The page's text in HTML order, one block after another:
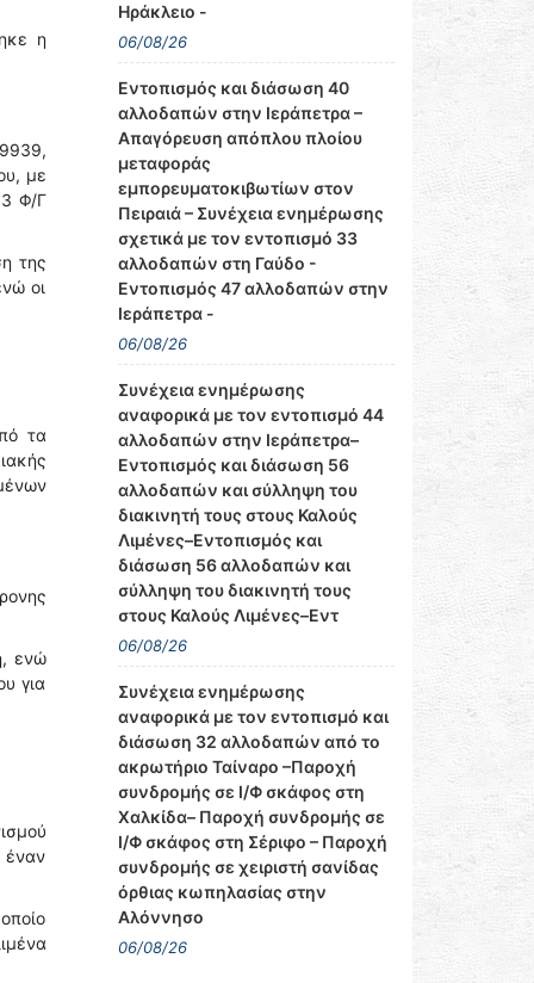
η
με
Φ/Γ
της
οι
τα
ενώ
για
Ηράκλειο -
06/08/26
Εντοπισμός και διάσωση 40
αλλοδαπών στην Ιεράπετρα –
Απαγόρευση απόπλου πλοίου
μεταφοράς
εμπορευματοκιβωτίων στον
Πειραιά – Συνέχεια ενημέρωσης
σχετικά με τον εντοπισμό 33
αλλοδαπών στη Γαύδο -
Εντοπισμός 47 αλλοδαπών στην
Ιεράπετρα -
06/08/26
Συνέχεια ενημέρωσης
αναφορικά με τον εντοπισμό 44
αλλοδαπών στην Ιεράπετρα–
Εντοπισμός και διάσωση 56
αλλοδαπών και σύλληψη του
διακινητή τους στους Καλούς
Λιμένες–Εντοπισμός και
διάσωση 56 αλλοδαπών και
σύλληψη του διακινητή τους
στους Καλούς Λιμένες–Εντ
06/08/26
Συνέχεια ενημέρωσης
αναφορικά με τον εντοπισμό και
διάσωση 32 αλλοδαπών από το
ακρωτήριο Ταίναρο –Παροχή
συνδρομής σε Ι/Φ σκάφος στη
Χαλκίδα– Παροχή συνδρομής σε
Ι/Φ σκάφος στη Σέριφο – Παροχή
συνδρομής σε χειριστή σανίδας
όρθιας κωπηλασίας στην
Αλόννησο
06/08/26